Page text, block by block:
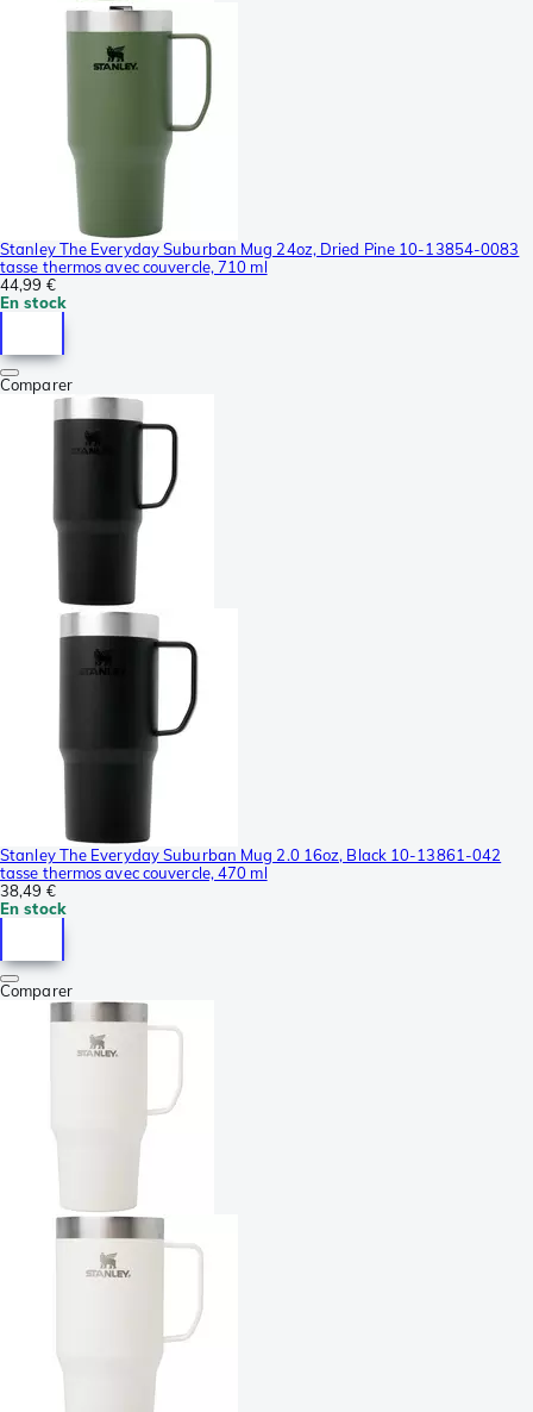
Stanley The Everyday Suburban Mug 24oz, Dried Pine 10-13854-0083
tasse thermos avec couvercle, 710 ml
44,99 €
En stock
Comparer
Stanley The Everyday Suburban Mug 2.0 16oz, Black 10-13861-042
tasse thermos avec couvercle, 470 ml
38,49 €
En stock
Comparer